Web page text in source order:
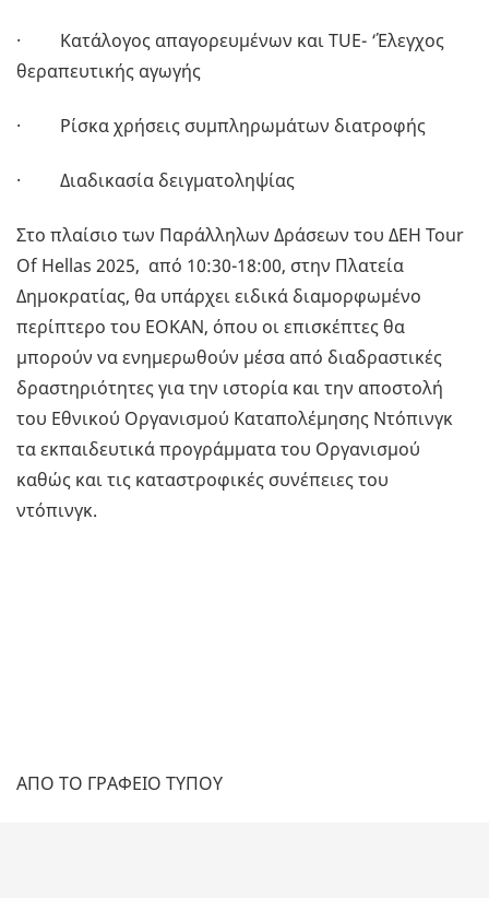
· Κατάλογος απαγορευμένων και TUE- ‘Έλεγχος
θεραπευτικής αγωγής
· Ρίσκα χρήσεις συμπληρωμάτων διατροφής
· Διαδικασία δειγματοληψίας
Στο πλαίσιο των Παράλληλων Δράσεων του ΔΕΗ Tour
Of Hellas 2025, από 10:30-18:00, στην Πλατεία
Δημοκρατίας, θα υπάρχει ειδικά διαμορφωμένο
περίπτερο του ΕΟΚΑΝ, όπου οι επισκέπτες θα
μπορούν να ενημερωθούν μέσα από διαδραστικές
δραστηριότητες για την ιστορία και την αποστολή
του Εθνικού Οργανισμού Καταπολέμησης Ντόπινγκ
τα εκπαιδευτικά προγράμματα του Οργανισμού
καθώς και τις καταστροφικές συνέπειες του
ντόπινγκ.
ΑΠΟ ΤΟ ΓΡΑΦΕΙΟ ΤΥΠΟΥ